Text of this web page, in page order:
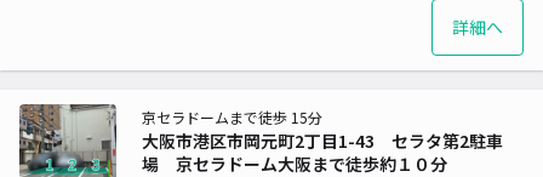
詳細へ
大阪市港区市岡元町2丁目1-43 セラタ第2駐車
場 京セラドーム大阪まで徒歩約１０分
京セラドームまで徒歩 15分